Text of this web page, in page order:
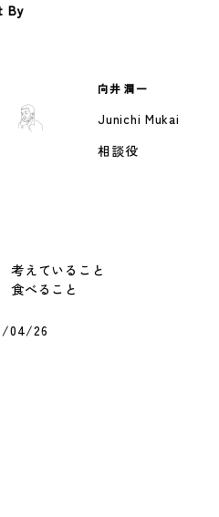
献立
By
向井 潤一
Junichi Mukai
相談役
考えていること
食べること
04/26